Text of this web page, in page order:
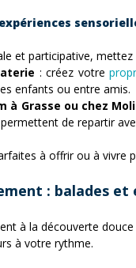
et participative,
: créez votre
enfants ou entre amis.
à Grasse ou chez
permettent de repartir
à offrir ou à vivre
: balades et
à la découverte
à votre rythme.